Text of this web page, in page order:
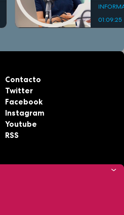
01:09:25
Contacto
Twitter
Facebook
Instagram
Youtube
RSS